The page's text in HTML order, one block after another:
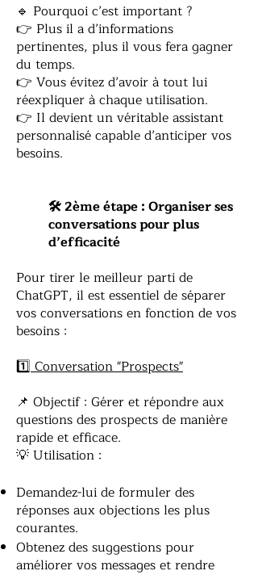
🔹 Pourquoi c’est important ?
👉 Plus il a d’informations
pertinentes, plus il vous fera gagner
du temps.
👉 Vous évitez d’avoir à tout lui
réexpliquer à chaque utilisation.
👉 Il devient un véritable assistant
personnalisé capable d’anticiper vos
besoins.
🛠 2ème étape : Organiser ses
conversations pour plus
d’efficacité
Pour tirer le meilleur parti de
ChatGPT, il est essentiel de séparer
vos conversations en fonction de vos
besoins :
1️⃣ Conversation "Prospects"
📌 Objectif : Gérer et répondre aux
questions des prospects de manière
rapide et efficace.
💡 Utilisation :
Demandez-lui de formuler des
réponses aux objections les plus
courantes.
Obtenez des suggestions pour
améliorer vos messages et rendre